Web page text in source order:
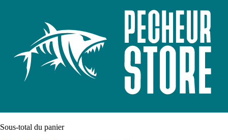
Sous-total du panier